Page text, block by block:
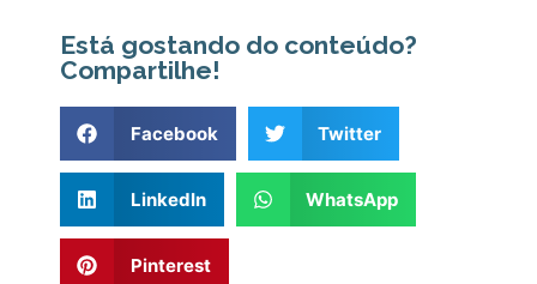
Está gostando do conteúdo?
Compartilhe!
Facebook Twitter
LinkedIn WhatsApp
Pinterest